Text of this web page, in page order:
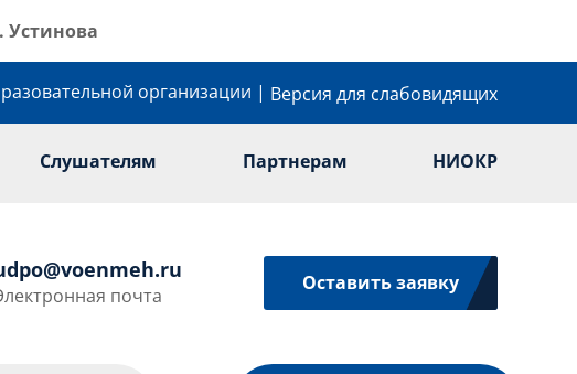
организации | Версия для слабовидящих
Слушателям Партнерам НИОКР
почта
Оставить заявку